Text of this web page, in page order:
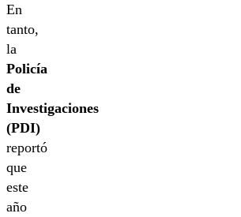
En
tanto,
la
Policía
de
Investigaciones
(PDI)
reportó
que
este
año